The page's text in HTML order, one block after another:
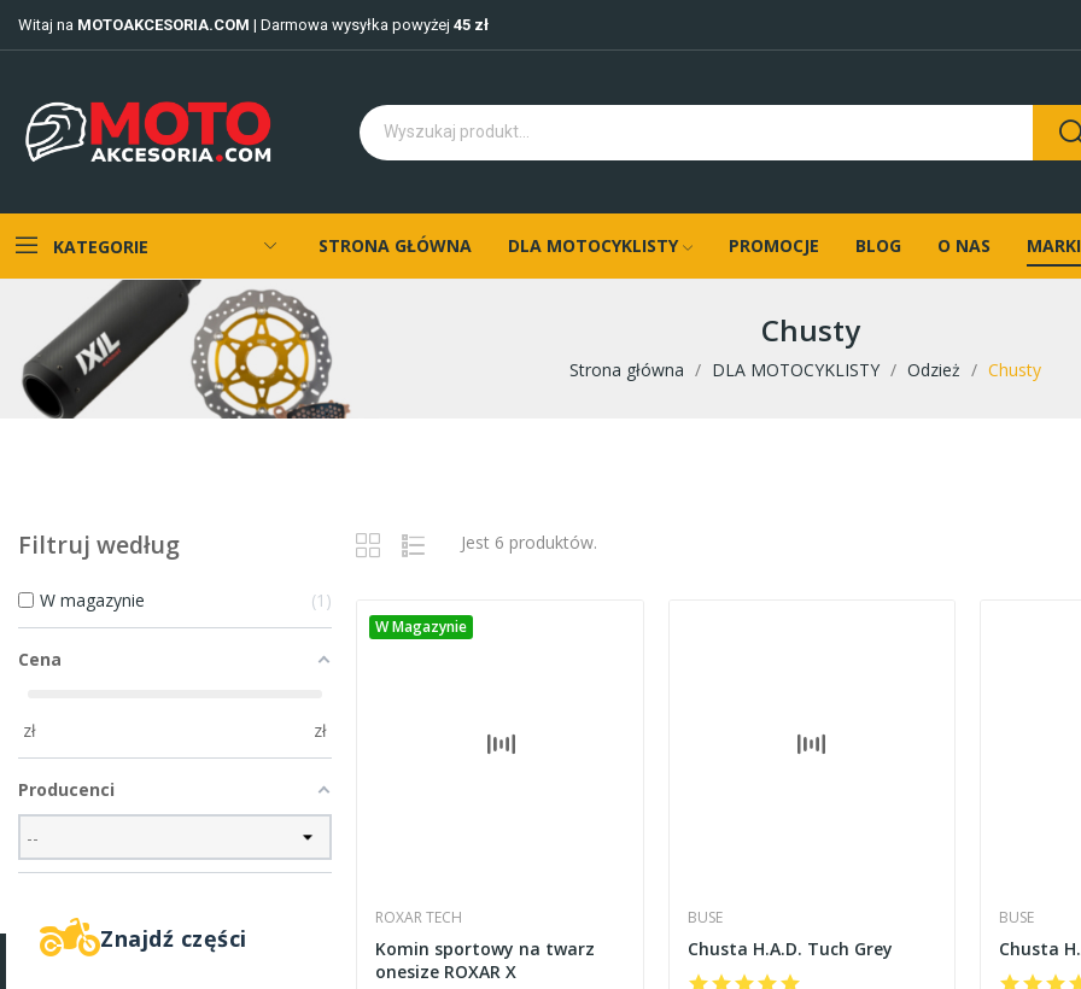
Witaj na MOTOAKCESORIA.COM | Darmowa wysyłka powyżej 45 zł
KATEGORIE STRONA GŁÓWNA DLA MOTOCYKLISTY PROMOCJE BLOG O NAS MARKI
Chusty
Strona główna DLA MOTOCYKLISTY Odzież Chusty
Filtruj według
W magazynie 1
Cena
zł zł
Producenci
Znajdź części
Jest 6 produktów.
W Magazynie
ROXAR TECH
Komin sportowy na twarz
onesize ROXAR X
BUSE
Chusta H.A.D. Tuch Grey
BUSE
Chusta